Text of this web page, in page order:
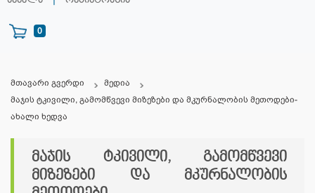
0
მთავარი გვერდი
მედია
მაჯის ტკივილი, გამომწვევი მიზეზები და მკურნალობის მეთოდები-
ახალი ხედვა
მაჯის ტკივილი, გამომწვევი
მიზეზები და მკურნალობის